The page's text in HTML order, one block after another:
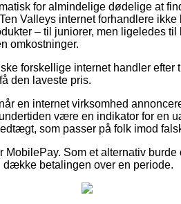
for almindelige dødelige at
Valleys internet forhandlere
– til juniorer, men ligeledes
omkostninger.
forskellige internet handler efter
den laveste pris.
en internet virksomhed
være en indikator for en
som passer på folk imod
Som et alternativ
betalingen over en periode.